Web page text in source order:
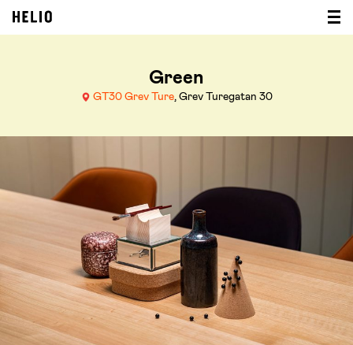
Green
GT30 Grev Ture, Grev Turegatan 30